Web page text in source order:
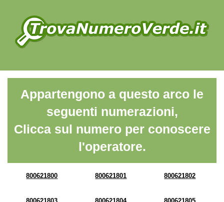
Appartengono a questo arco le
seguenti numerazioni,
Clicca sul numero per conoscere
l'operatore.
800621800 800621801 800621802